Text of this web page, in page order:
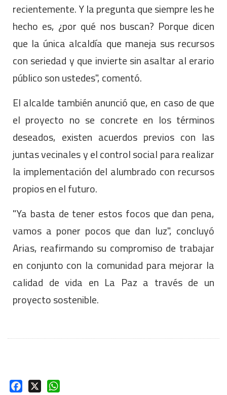
recientemente. Y la pregunta que siempre les he
hecho es, ¿por qué nos buscan? Porque dicen
que la única alcaldía que maneja sus recursos
con seriedad y que invierte sin asaltar al erario
público son ustedes", comentó.
El alcalde también anunció que, en caso de que
el proyecto no se concrete en los términos
deseados, existen acuerdos previos con las
juntas vecinales y el control social para realizar
la implementación del alumbrado con recursos
propios en el futuro.
"Ya basta de tener estos focos que dan pena,
vamos a poner pocos que dan luz", concluyó
Arias, reafirmando su compromiso de trabajar
en conjunto con la comunidad para mejorar la
calidad de vida en La Paz a través de un
proyecto sostenible.
Facebook